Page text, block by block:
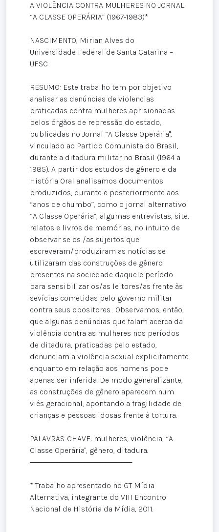
A VIOLÊNCIA CONTRA MULHERES NO JORNAL
“A CLASSE OPERÁRIA” (1967-1983)*
NASCIMENTO, Mirian Alves do
Universidade Federal de Santa Catarina –
UFSC
RESUMO: Este trabalho tem por objetivo
analisar as denúncias de violencias
praticadas contra mulheres aprisionadas
pelos órgãos de repressão do estado,
publicadas no Jornal “A Classe Operária",
vinculado ao Partido Comunista do Brasil,
durante a ditadura militar no Brasil (1964 a
1985). A partir dos estudos de gênero e da
História Oral analisamos documentos
produzidos, durante e posteriormente aos
“anos de chumbo”, como o jornal alternativo
“A Classe Operária”, algumas entrevistas, site,
relatos e livros de memórias, no intuito de
observar se os /as sujeitos que
escreveram/produziram as notícias se
utilizaram das construções de gênero
presentes na sociedade daquele período
para sensibilizar os/as leitores/as frente às
sevícias cometidas pelo governo militar
contra seus opositores . Observamos, então,
que algunas denúncias que falam acerca da
violência contra as mulheres nos períodos
de ditadura, praticadas pelo estado,
denunciam a violência sexual explicitamente
enquanto em relação aos homens pode
apenas ser inferida. De modo generalizante,
as construções de gênero aparecem num
viés geracional, apontando a fragilidade de
crianças e pessoas idosas frente à tortura.
PALAVRAS-CHAVE: mulheres, violência, “A
Classe Operária", gênero, ditadura.
───────────────────
* Trabalho apresentado no GT Mídia
Alternativa, integrante do VIII Encontro
Nacional de História da Mídia, 2011.